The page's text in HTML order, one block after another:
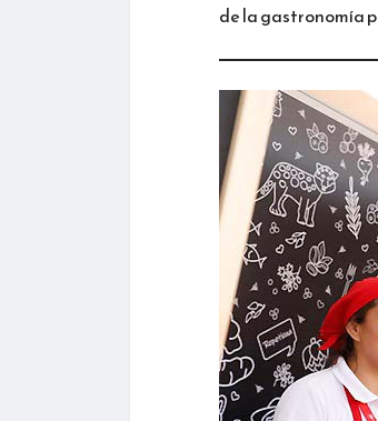
de la gastronomía